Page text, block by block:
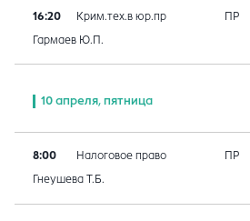
16:20 Крим.тех.в юр.пр ПР
Гармаев Ю.П.
10 апреля, пятница
8:00 Налоговое право ПР
Гнеушева Т.Б.